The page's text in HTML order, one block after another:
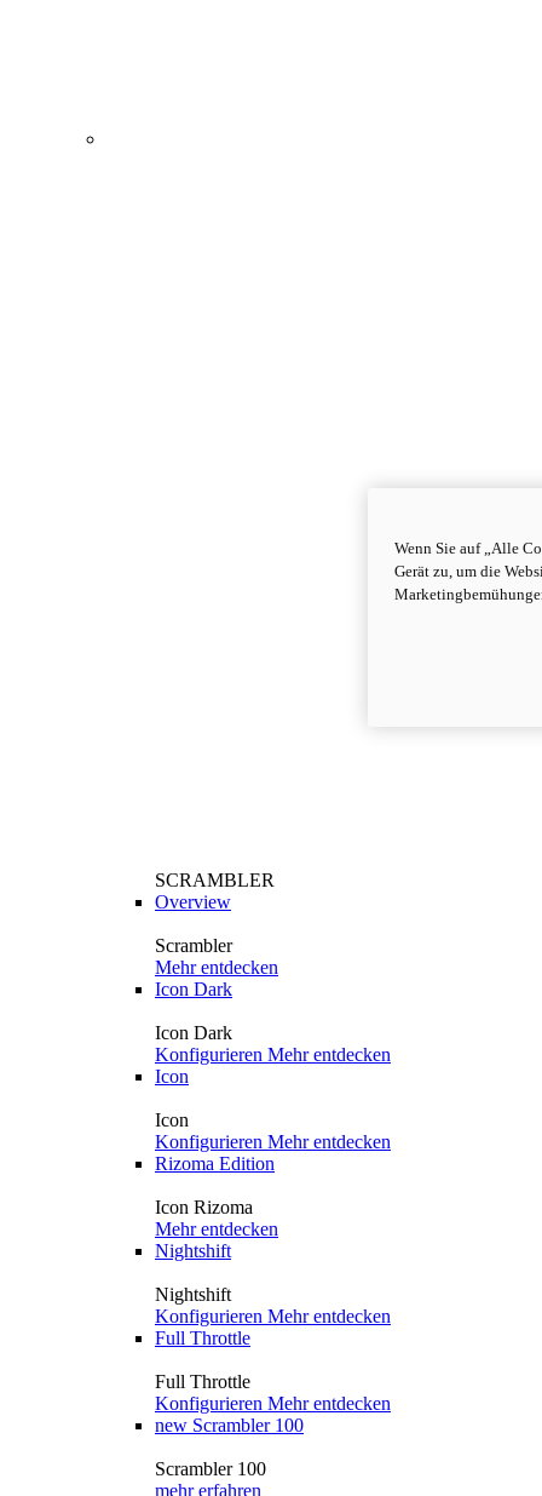
SCRAMBLER
Overview
Scrambler
Mehr entdecken
Icon Dark
Icon Dark
Konfigurieren Mehr entdecken
Icon
Icon
Konfigurieren Mehr entdecken
Rizoma Edition
Icon Rizoma
Mehr entdecken
Nightshift
Nightshift
Konfigurieren Mehr entdecken
Full Throttle
Full Throttle
Konfigurieren Mehr entdecken
new Scrambler 100
Scrambler 100
mehr erfahren
Wenn Sie auf „Alle
Gerät zu, um die